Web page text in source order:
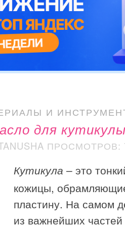
И
для
ПРОСМОТРОВ:
Кутикула – это
кожицы,
пластину. На самом
из важнейших частей